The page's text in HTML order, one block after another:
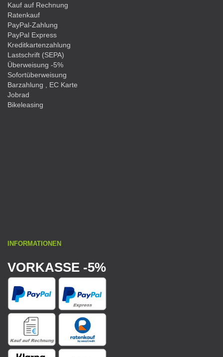
Kauf auf Rechnung
Ratenkauf
PayPal-Zahlung
PayPal Express
Kreditkartenzahlung
Lastschrift (SEPA)
Überweisung -5%
Sofortüberweisung
Barzahlung , EC Karte
Jobrad
Bikeleasing
INFORMATIONEN
VORKASSE -5%